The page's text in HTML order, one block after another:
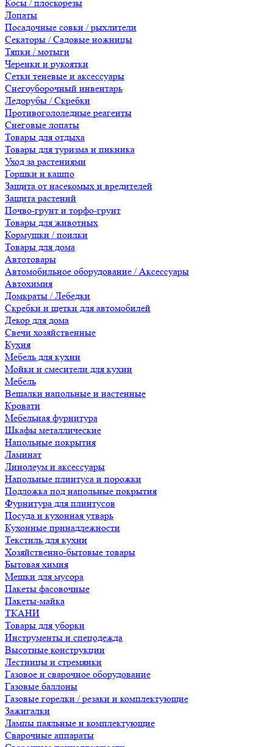
Косы / плоскорезы
Лопаты
Посадочные совки / рыхлители
Секаторы / Садовые ножницы
Тяпки / мотыги
Черенки и рукоятки
Сетки теневые и аксессуары
Снегоуборочный инвентарь
Ледорубы / Скребки
Противогололедные реагенты
Снеговые лопаты
Товары для отдыха
Товары для туризма и пикника
Уход за растениями
Горшки и кашпо
Защита от насекомых и вредителей
Защита растений
Почво-грунт и торфо-грунт
Товары для животных
Кормушки / поилки
Товары для дома
Автотовары
Автомобильное оборудование / Аксессуары
Автохимия
Домкраты / Лебедки
Скребки и щетки для автомобилей
Декор для дома
Свечи хозяйственные
Кухня
Мебель для кухни
Мойки и смесители для кухни
Мебель
Вешалки напольные и настенные
Кровати
Мебельная фурнитура
Шкафы металлические
Напольные покрытия
Ламинат
Линолеум и аксессуары
Напольные плинтуса и порожки
Подложка под напольные покрытия
Фурнитура для плинтусов
Посуда и кухонная утварь
Кухонные принадлежности
Текстиль для кухни
Хозяйственно-бытовые товары
Бытовая химия
Мешки для мусора
Пакеты фасовочные
Пакеты-майка
ТКАНИ
Товары для уборки
Инструменты и спецодежда
Высотные конструкции
Лестницы и стремянки
Газовое и сварочное оборудование
Газовые баллоны
Газовые горелки / резаки и комплектующие
Зажигалки
Лампы паяльные и комплектующие
Сварочные аппараты